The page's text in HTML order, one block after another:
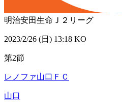
明治安田生命Ｊ２リーグ
2023/2/26 (日) 13:18 KO
第2節
レノファ山口ＦＣ
山口